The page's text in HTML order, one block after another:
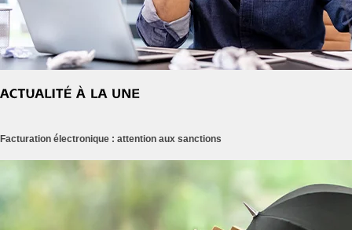
Facturation électronique : attention aux sanctions